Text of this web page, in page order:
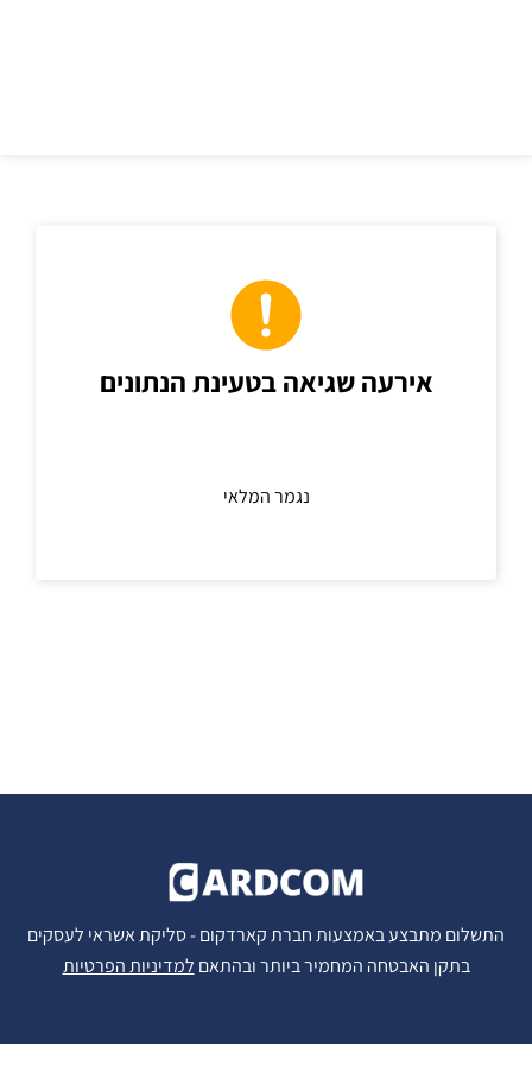
אירעה שגיאה בטעינת הנתונים
נגמר המלאי
התשלום מתבצע באמצעות חברת קארדקום - סליקת אשראי לעסקים
בתקן האבטחה המחמיר ביותר ובהתאם למדיניות הפרטיות